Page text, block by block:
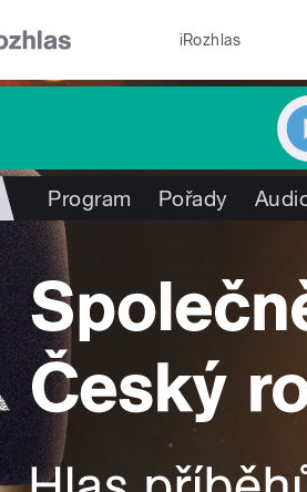
iRozhlas
Program Pořady